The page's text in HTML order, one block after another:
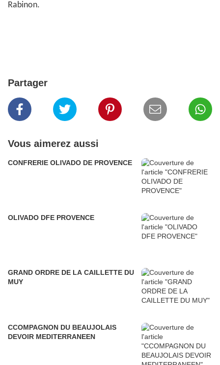
Rabinon.
Partager
Vous aimerez aussi
CONFRERIE OLIVADO DE PROVENCE
OLIVADO DFE PROVENCE
GRAND ORDRE DE LA CAILLETTE DU
MUY
CCOMPAGNON DU BEAUJOLAIS
DEVOIR MEDITERRANEEN